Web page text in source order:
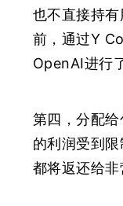
也不直接持
前，通过Y
OpenAI进行
第四，分配
的利润受到限
都将返还给非